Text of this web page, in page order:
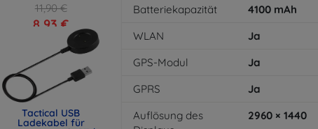
11,90 €
8,93 €
Tactical USB
Ladekabel für
Batteriekapazität
4100 mAh
WLAN
Ja
GPS-Modul
Ja
GPRS
Ja
Auflösung des
2960 × 1440